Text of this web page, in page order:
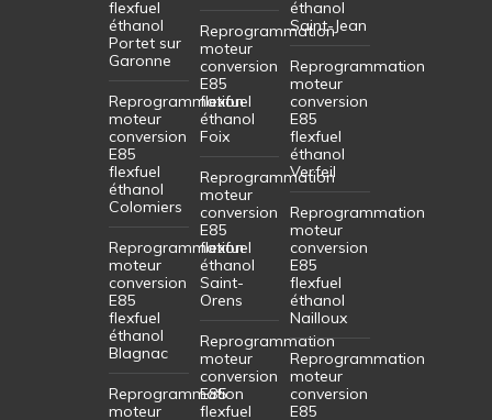
flexfuel
éthanol
Portet sur
Garonne
Reprogrammation
moteur
conversion
E85
flexfuel
éthanol
Colomiers
Reprogrammation
moteur
conversion
E85
flexfuel
éthanol
Blagnac
Reprogrammation
moteur
Reprogrammation
moteur
conversion
E85
flexfuel
éthanol
Foix
Reprogrammation
moteur
conversion
E85
flexfuel
éthanol
Saint-
Orens
Reprogrammation
moteur
conversion
E85
flexfuel
éthanol
Saint-Jean
Reprogrammation
moteur
conversion
E85
flexfuel
éthanol
Verfeil
Reprogrammation
moteur
conversion
E85
flexfuel
éthanol
Nailloux
Reprogrammation
moteur
conversion
E85